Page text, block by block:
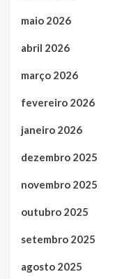
maio 2026
abril 2026
março 2026
fevereiro 2026
janeiro 2026
dezembro 2025
novembro 2025
outubro 2025
setembro 2025
agosto 2025